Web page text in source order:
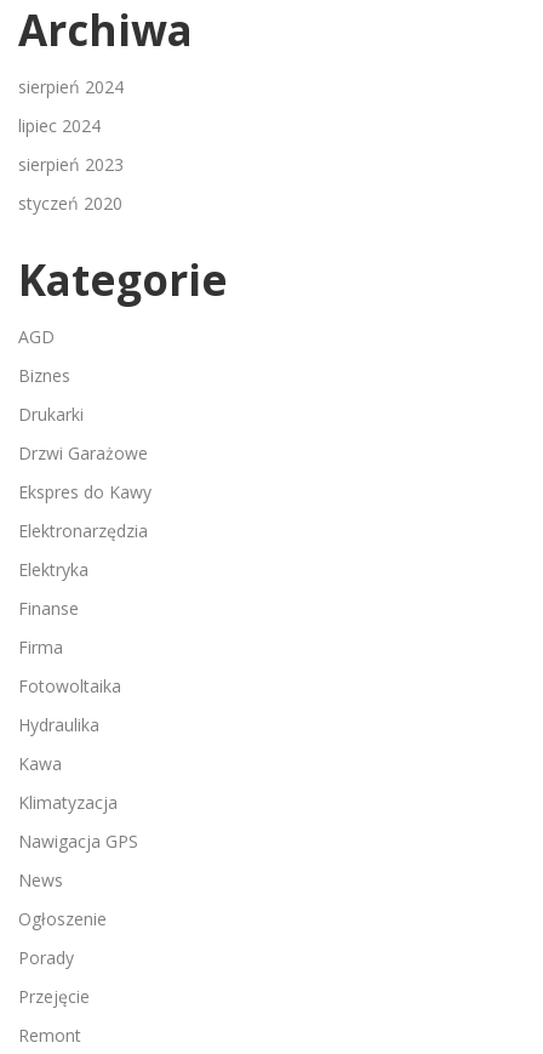
Archiwa
sierpień 2024
lipiec 2024
sierpień 2023
styczeń 2020
Kategorie
AGD
Biznes
Drukarki
Drzwi Garażowe
Ekspres do Kawy
Elektronarzędzia
Elektryka
Finanse
Firma
Fotowoltaika
Hydraulika
Kawa
Klimatyzacja
Nawigacja GPS
News
Ogłoszenie
Porady
Przejęcie
Remont